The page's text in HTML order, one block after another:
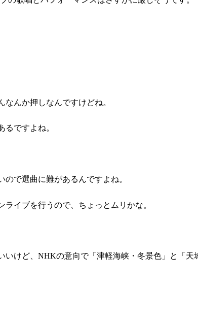
んか押しなんですけどね。
ですよね。
で選曲に難があるんですよね。
イブを行うので、ちょっとムリかな。
いけど、NHKの意向で「津軽海峡・冬景色」と「天